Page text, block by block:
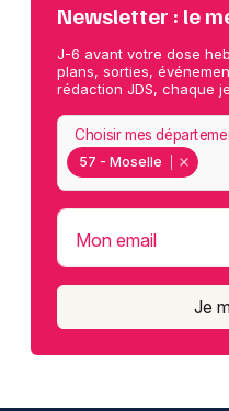
Newsletter : le
J-6 avant votre dose
plans, sorties,
rédaction JDS, chaque
57 - Moselle
Choisir mes
Mon email
Je